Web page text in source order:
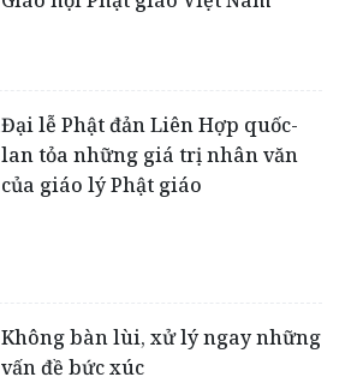
Đại lễ Phật đản Liên Hợp quốc-
lan tỏa những giá trị nhân văn
của giáo lý Phật giáo
Không bàn lùi, xử lý ngay những
vấn đề bức xúc